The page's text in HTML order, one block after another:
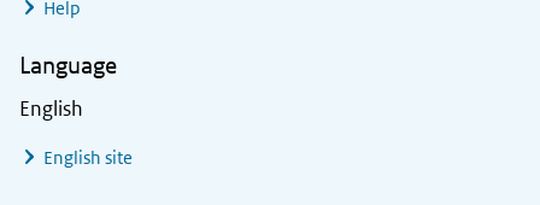
Help
Language
English
English site